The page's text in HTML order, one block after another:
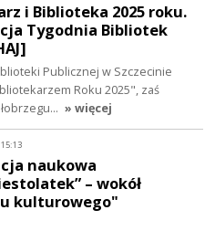
i Biblioteka 2025 roku.
Tygodnia Bibliotek
Publicznej w Szczecinie
Roku 2025", zaś
» więcej
naukowa
– wokół
kulturowego"